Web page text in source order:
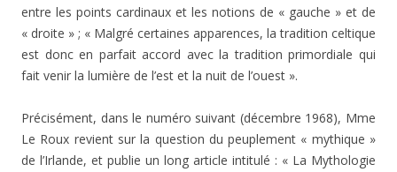
entre les points cardinaux et les notions de « gauche » et de
« droite » ; « Malgré certaines apparences, la tradition celtique
est donc en parfait accord avec la tradition primordiale qui
fait venir la lumière de l’est et la nuit de l’ouest ».
Précisément, dans le numéro suivant (décembre 1968), Mme
Le Roux revient sur la question du peuplement « mythique »
de l’Irlande, et publie un long article intitulé : « La Mythologie